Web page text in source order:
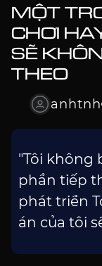
MỘT
CHƠI
SẼ
THEO
anhtnh
"Tôi không
phần tiếp
phát triển
án của tôi